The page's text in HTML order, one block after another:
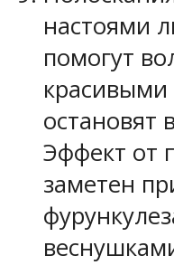
настоями
помогут
остановят
Эффект от
заметен